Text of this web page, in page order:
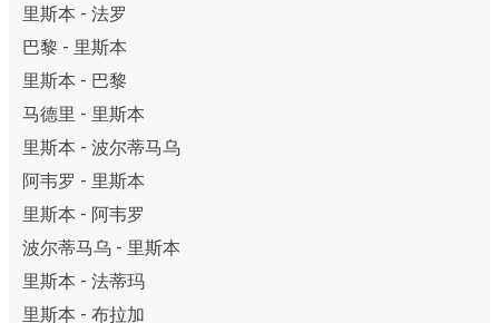
里斯本 - 法罗
巴黎 - 里斯本
里斯本 - 巴黎
马德里 - 里斯本
里斯本 - 波尔蒂马乌
阿韦罗 - 里斯本
里斯本 - 阿韦罗
波尔蒂马乌 - 里斯本
里斯本 - 法蒂玛
里斯本 - 布拉加